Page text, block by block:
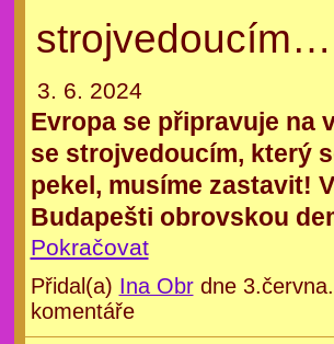
strojvedoucím…
3. 6. 2024
Evropa se připravuje na
se strojvedoucím, který
pekel, musíme zastavit!
Budapešti obrovskou
Pokračovat
Přidal(a) Ina Obrdne
komentáře